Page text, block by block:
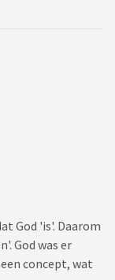
God 'is'. Daarom
God was er
concept, wat